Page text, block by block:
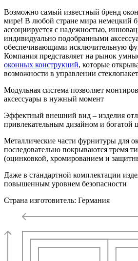
Возможно самый известный бренд
мире! В любой стране мира немецкий
ассоциируется с надежностью,
индивидуально подобранными
обеспечивающими исключительную
Компания представляет на рынок
оконных конструкций, которые
возможности в управлении
Модульная система позволяет
аксессуары в нужный момент
Эффектный внешний вид – изделия
привлекательным дизайном и богатой
Металлические части фурнитуры для
последовательно покрываются тремя
(оцинковкой, хромированием и
Даже в стандартной комплектации
повышенным уровнем безопасности
Страна изготовитель: Германия